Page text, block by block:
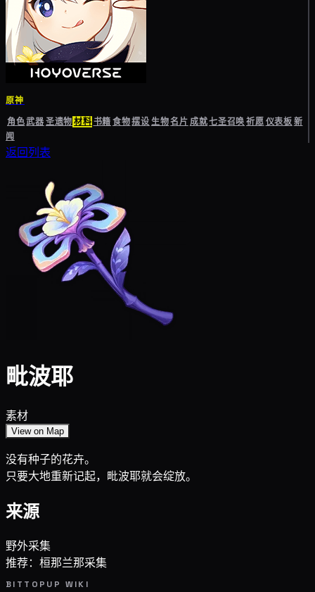
原神
角色武器圣遗物材料书籍食物摆设生物名片成就七圣召唤祈愿仪表板新
闻
返回列表
毗波耶
素材
View on Map
没有种子的花卉。
只要大地重新记起，毗波耶就会绽放。
来源
野外采集
推荐：桓那兰那采集
BITTOPUP WIKI